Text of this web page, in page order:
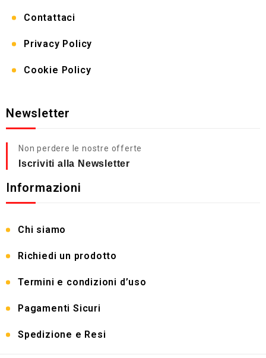
Newsletter
Non perdere le nostre offerte
Iscriviti alla Newsletter
Contattaci
Privacy Policy
Cookie Policy
Informazioni
Chi siamo
Richiedi un prodotto
Termini e condizioni d’uso
Pagamenti Sicuri
Spedizione e Resi